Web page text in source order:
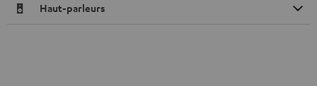
Haut-parleurs